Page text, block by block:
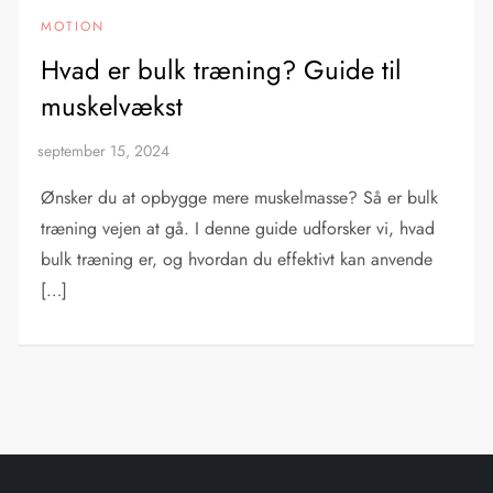
MOTION
Hvad er bulk træning? Guide til
muskelvækst
Ønsker du at opbygge mere muskelmasse? Så er bulk
træning vejen at gå. I denne guide udforsker vi, hvad
bulk træning er, og hvordan du effektivt kan anvende
[…]